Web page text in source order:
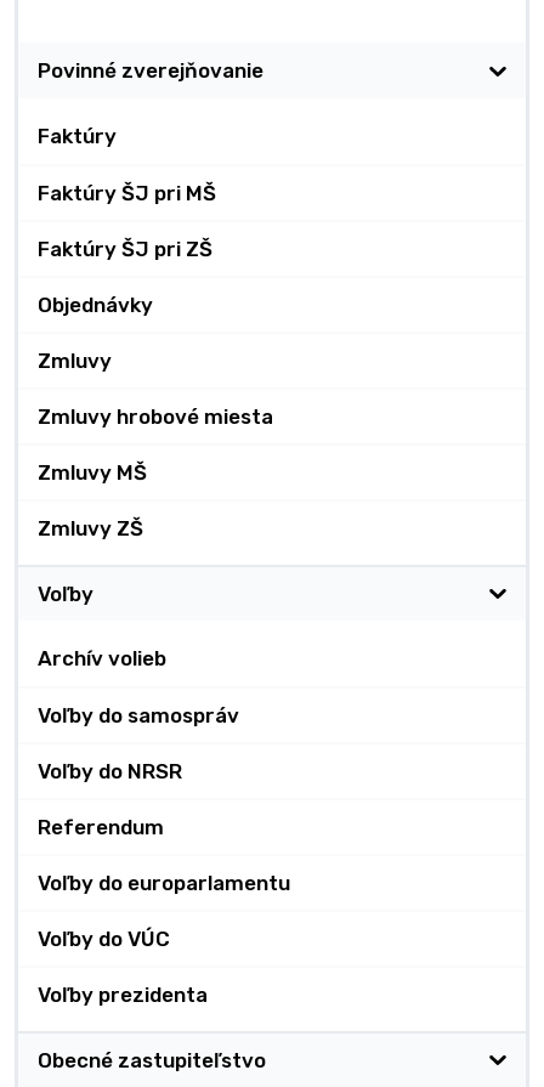
Povinné zverejňovanie
Faktúry
Faktúry ŠJ pri MŠ
Faktúry ŠJ pri ZŠ
Objednávky
Zmluvy
Zmluvy hrobové miesta
Zmluvy MŠ
Zmluvy ZŠ
Voľby
Archív volieb
Voľby do samospráv
Voľby do NRSR
Referendum
Voľby do europarlamentu
Voľby do VÚC
Voľby prezidenta
Obecné zastupiteľstvo